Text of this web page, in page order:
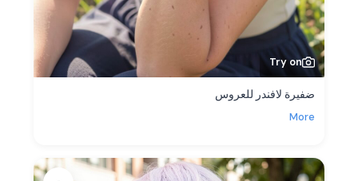
Try on
ضفيرة لافندر للعروس
More